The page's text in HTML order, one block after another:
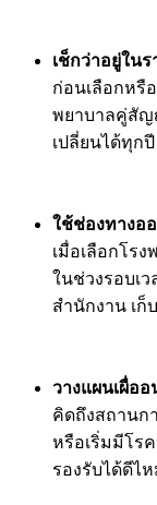
เช็กว่าอยู่ใน
ก่อนเลือกหรื
พยาบาลคู่สัญ
เปลี่ยนได้ทุก
ใช้ช่องทางอ
เมื่อเลือกโร
ในช่วงรอบเว
สำนักงาน เ
วางแผนเผื่อ
คิดถึงสถานก
หรือเริ่มมีโร
รองรับได้ดีไ